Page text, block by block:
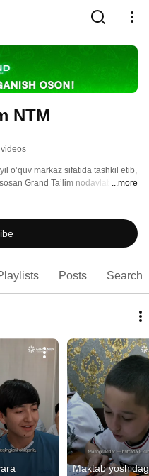
NTM
oʼquv markaz sifatida tashkil etib,
Grand Taʼlim nodavlat taʼlim
vaqtlarini mazmunli tashkil etish
15 xil yoʼnalishda taʼlim beruvchi
istagida boʼlgan turli yoshdagi
etadi. Markazimizda quyidagi
Darslar oliy toifali
...more
Posts Search
Maktab